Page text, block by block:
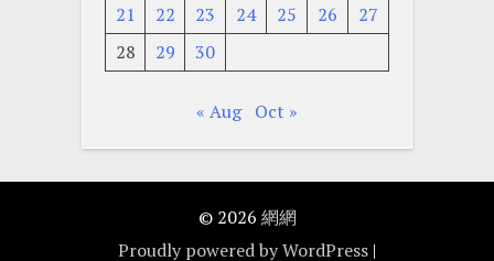
21
22 23 24 25 26
27
28
29 30
« Aug Oct »
© 2026 網網
Proudly powered by WordPress |